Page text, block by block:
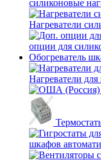
силиконовые
Нагреватели
опции для
Обогреватель
Нагреватели
шкафов